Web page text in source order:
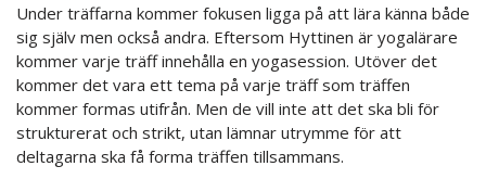
Under träffarna kommer fokusen ligga på att lära känna både
sig själv men också andra. Eftersom Hyttinen är yogalärare
kommer varje träff innehålla en yogasession. Utöver det
kommer det vara ett tema på varje träff som träffen
kommer formas utifrån. Men de vill inte att det ska bli för
strukturerat och strikt, utan lämnar utrymme för att
deltagarna ska få forma träffen tillsammans.